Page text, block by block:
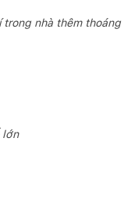
nhà thêm thoáng
lớn